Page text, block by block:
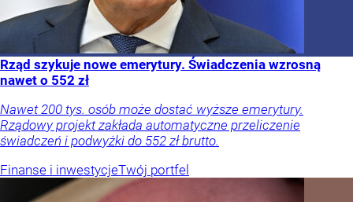
Rząd szykuje nowe emerytury. Świadczenia wzrosną
nawet o 552 zł
Nawet 200 tys. osób może dostać wyższe emerytury.
Rządowy projekt zakłada automatyczne przeliczenie
świadczeń i podwyżki do 552 zł brutto.
Finanse i inwestycjeTwój portfel